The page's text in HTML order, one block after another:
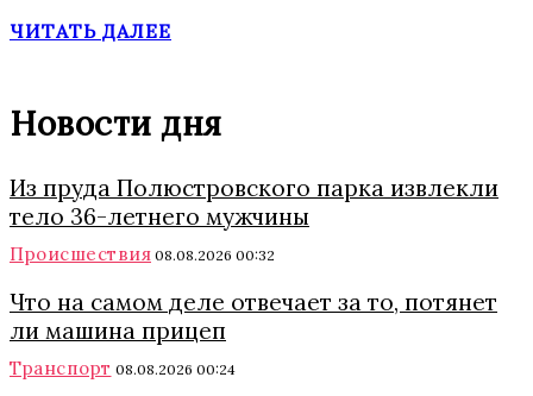
ЧИТАТЬ ДАЛЕЕ
Новости дня
Из пруда Полюстровского парка извлекли
тело 36-летнего мужчины
Происшествия 08.08.2026 00:32
Что на самом деле отвечает за то, потянет
ли машина прицеп
Транспорт 08.08.2026 00:24